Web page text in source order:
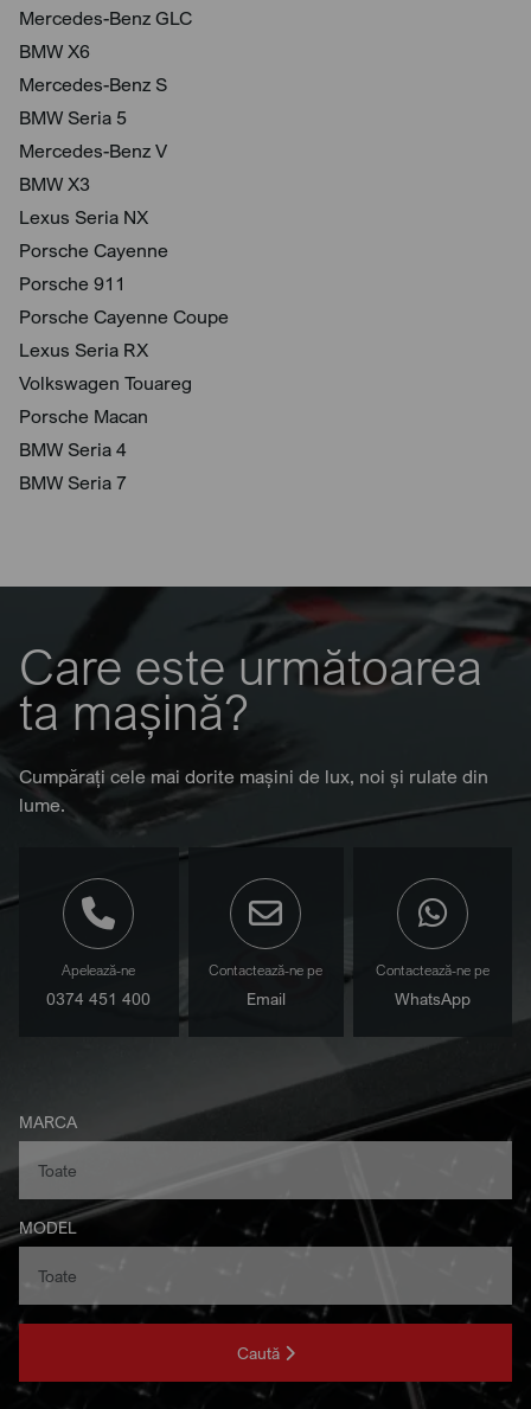
Mercedes-Benz GLC
BMW X6
Mercedes-Benz S
BMW Seria 5
Mercedes-Benz V
BMW X3
Lexus Seria NX
Porsche Cayenne
Porsche 911
Porsche Cayenne Coupe
Lexus Seria RX
Volkswagen Touareg
Porsche Macan
BMW Seria 4
BMW Seria 7
Care este următoarea
ta mașină?
Cumpărați cele mai dorite mașini de lux, noi și rulate din
lume.
Apelează-ne
0374 451 400
Contactează-ne pe
Email
Contactează-ne pe
WhatsApp
MARCA
MODEL
Caută